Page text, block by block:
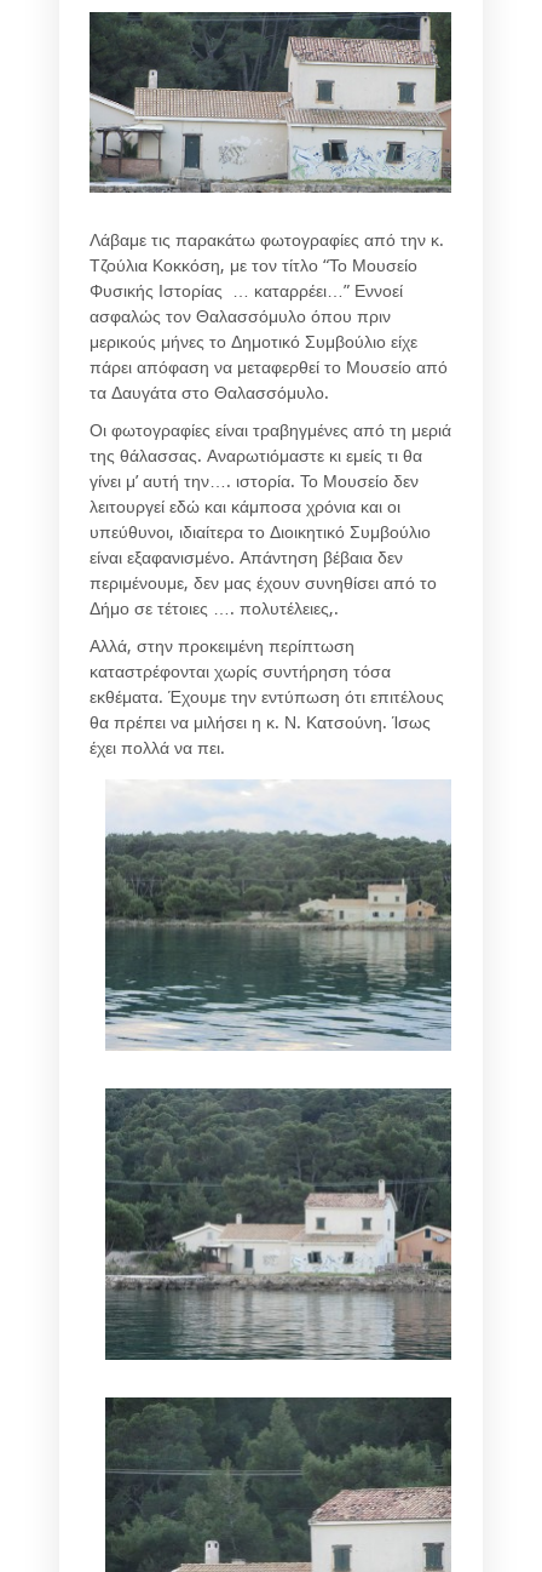
Λάβαμε τις παρακάτω φωτογραφίες από την κ.
Τζούλια Κοκκόση, με τον τίτλο “Το Μουσείο
Φυσικής Ιστορίας … καταρρέει…” Εννοεί
ασφαλώς τον Θαλασσόμυλο όπου πριν
μερικούς μήνες το Δημοτικό Συμβούλιο είχε
πάρει απόφαση να μεταφερθεί το Μουσείο από
τα Δαυγάτα στο Θαλασσόμυλο.
Οι φωτογραφίες είναι τραβηγμένες από τη μεριά
της θάλασσας. Αναρωτιόμαστε κι εμείς τι θα
γίνει μ’ αυτή την…. ιστορία. Το Μουσείο δεν
λειτουργεί εδώ και κάμποσα χρόνια και οι
υπεύθυνοι, ιδιαίτερα το Διοικητικό Συμβούλιο
είναι εξαφανισμένο. Απάντηση βέβαια δεν
περιμένουμε, δεν μας έχουν συνηθίσει από το
Δήμο σε τέτοιες …. πολυτέλειες,.
Αλλά, στην προκειμένη περίπτωση
καταστρέφονται χωρίς συντήρηση τόσα
εκθέματα. Έχουμε την εντύπωση ότι επιτέλους
θα πρέπει να μιλήσει η κ. Ν. Κατσούνη. Ίσως
έχει πολλά να πει.